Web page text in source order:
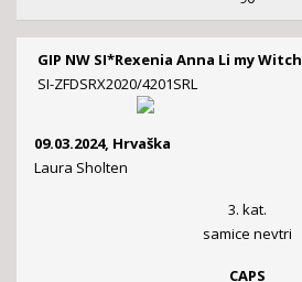
GIP NW SI*Rexenia Anna Li my Witch
SI-ZFDSRX2020/4201SRL
09.03.2024, Hrvaška
Laura Sholten
3. kat.
samice nevtri
CAPS